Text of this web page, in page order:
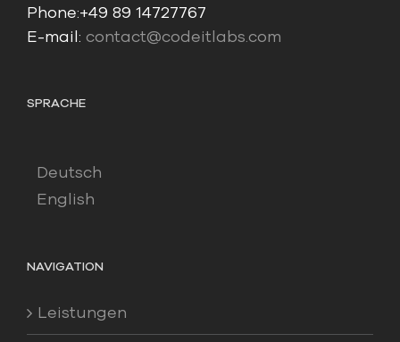
Phone:+49 89 14727767
E-mail: contact@codeitlabs.com
SPRACHE
Deutsch
English
NAVIGATION
Leistungen